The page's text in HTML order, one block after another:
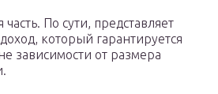
По сути, представляет
который гарантируется
зависимости от размера